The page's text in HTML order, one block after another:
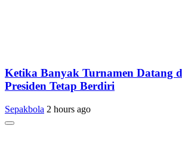
Ketika Banyak Turnamen Datang
Presiden Tetap Berdiri
Sepakbola 2 hours ago